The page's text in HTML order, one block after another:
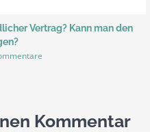
Vertrag? Kann man den
Kommentar